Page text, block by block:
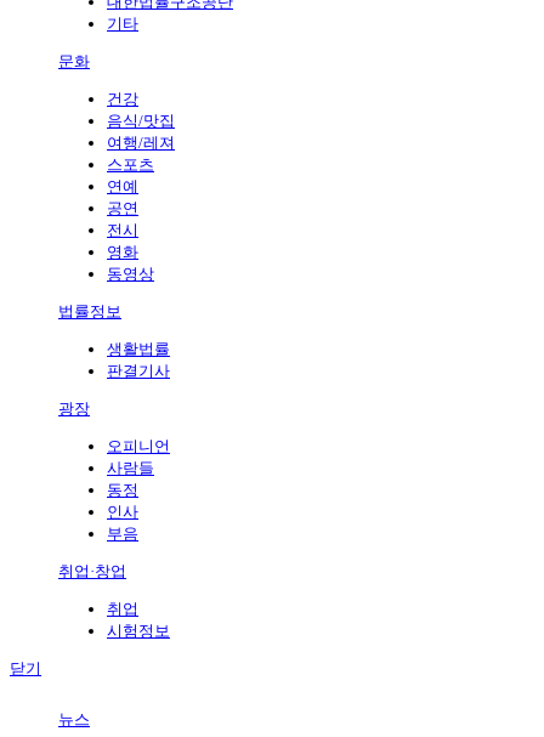
기타
문화
건강
음식/맛집
여행/레져
스포츠
연예
공연
전시
영화
동영상
법률정보
생활법률
판결기사
광장
오피니언
사람들
동정
인사
부음
취업·창업
취업
시험정보
닫기
뉴스